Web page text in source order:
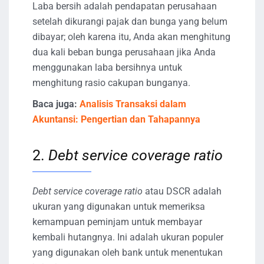
Laba bersih adalah pendapatan perusahaan
setelah dikurangi pajak dan bunga yang belum
dibayar; oleh karena itu, Anda akan menghitung
dua kali beban bunga perusahaan jika Anda
menggunakan laba bersihnya untuk
menghitung rasio cakupan bunganya.
Baca juga: Analisis Transaksi dalam
Akuntansi: Pengertian dan Tahapannya
2. Debt service coverage ratio
Debt service coverage ratio atau DSCR adalah
ukuran yang digunakan untuk memeriksa
kemampuan peminjam untuk membayar
kembali hutangnya. Ini adalah ukuran populer
yang digunakan oleh bank untuk menentukan